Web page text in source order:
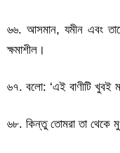
৬৬. আসমান, যমীন এবং
ক্ষমাশীল।
৬৭. বলো: ‘এই বাণীটি খুবই
৬৮. কিন্তু তোমরা তা থেকে